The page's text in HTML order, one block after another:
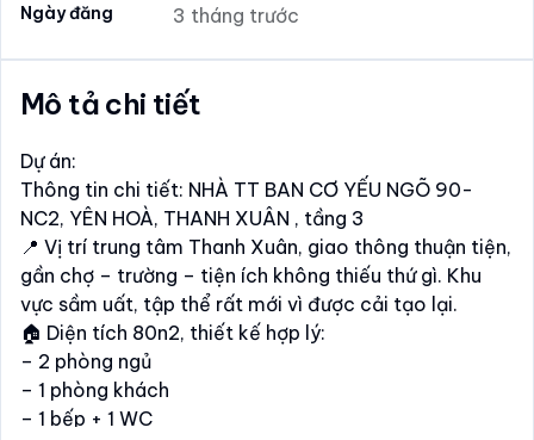
Ngày đăng 3 tháng trước
Mô tả chi tiết
Dự án:
Thông tin chi tiết: NHÀ TT BAN CƠ YẾU NGÕ 90-
NC2, YÊN HOÀ, THANH XUÂN , tầng 3
📍 Vị trí trung tâm Thanh Xuân, giao thông thuận tiện,
gần chợ – trường – tiện ích không thiếu thứ gì. Khu
vực sầm uất, tập thể rất mới vì được cải tạo lại.
🏠 Diện tích 80n2, thiết kế hợp lý:
– 2 phòng ngủ
– 1 phòng khách
– 1 bếp + 1 WC